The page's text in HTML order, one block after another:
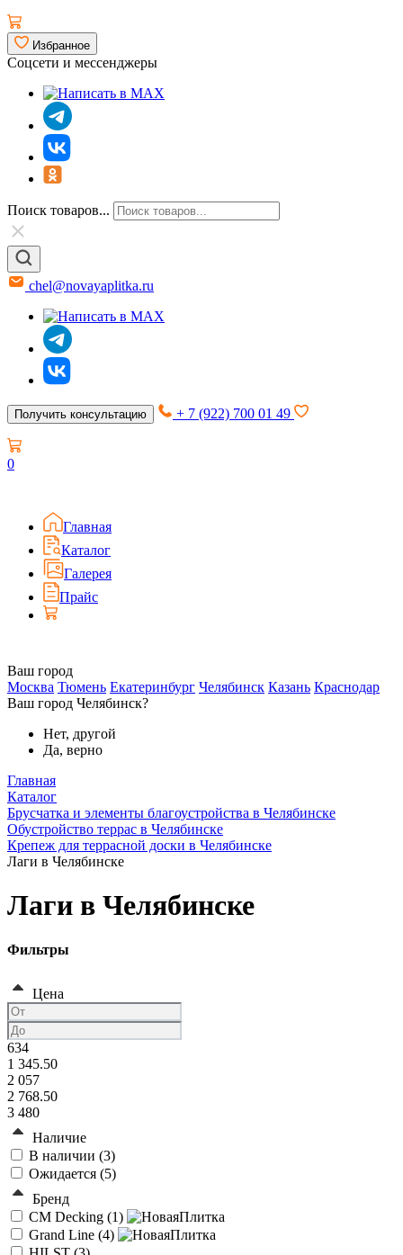
Избранное
Соцсети и мессенджеры
Поиск товаров...
chel@novayaplitka.ru
Получить консультацию + 7 (922) 700 01 49
0
Главная
Каталог
Галерея
Прайс
Ваш город
Москва Тюмень Екатеринбург Челябинск Казань Краснодар
Ваш город Челябинск?
Нет, другой
Да, верно
Главная
Каталог
Брусчатка и элементы благоустройства в Челябинске
Обустройство террас в Челябинске
Крепеж для террасной доски в Челябинске
Лаги в Челябинске
Лаги в Челябинске
Фильтры
Цена
634
1 345.50
2 057
2 768.50
3 480
Наличие
В наличии (3)
Ожидается (5)
Бренд
CM Decking (1)
Grand Line (4)